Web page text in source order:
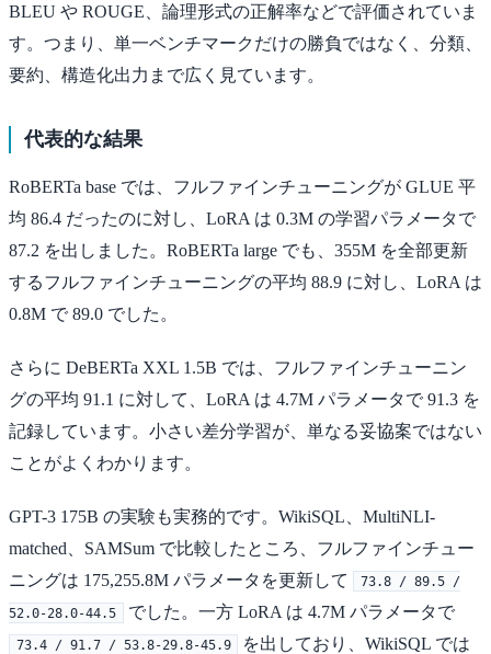
BLEU や ROUGE、論理形式の正解率などで評価されていま
す。つまり、単一ベンチマークだけの勝負ではなく、分類、
要約、構造化出力まで広く見ています。
代表的な結果
RoBERTa base では、フルファインチューニングが GLUE 平
均 86.4 だったのに対し、LoRA は 0.3M の学習パラメータで
87.2 を出しました。RoBERTa large でも、355M を全部更新
するフルファインチューニングの平均 88.9 に対し、LoRA は
0.8M で 89.0 でした。
さらに DeBERTa XXL 1.5B では、フルファインチューニン
グの平均 91.1 に対して、LoRA は 4.7M パラメータで 91.3 を
記録しています。小さい差分学習が、単なる妥協案ではない
ことがよくわかります。
GPT-3 175B の実験も実務的です。WikiSQL、MultiNLI-
matched、SAMSum で比較したところ、フルファインチュー
ニングは 175,255.8M パラメータを更新して
73.8 / 89.5 /
52.0-28.0-44.5 でした。一方 LoRA は 4.7M パラメータで
73.4 / 91.7 / 53.8-29.8-45.9
を出しており、WikiSQL では